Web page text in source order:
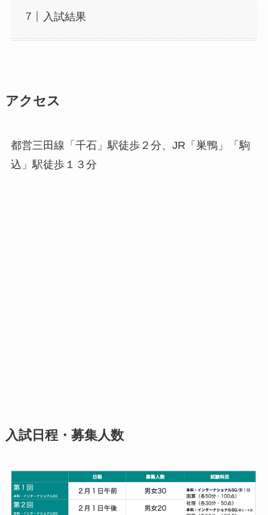
入試結果
アクセス
都営三田線「千石」駅徒歩２分、JR「巣鴨」「駒
込」駅徒歩１３分
入試日程・募集人数